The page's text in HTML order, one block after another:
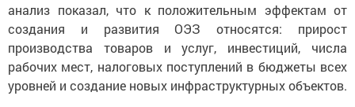
анализ показал, что к положительным эффектам от
создания и развития ОЭЗ относятся: прирост
производства товаров и услуг, инвестиций, числа
рабочих мест, налоговых поступлений в бюджеты всех
уровней и создание новых инфраструктурных объектов.